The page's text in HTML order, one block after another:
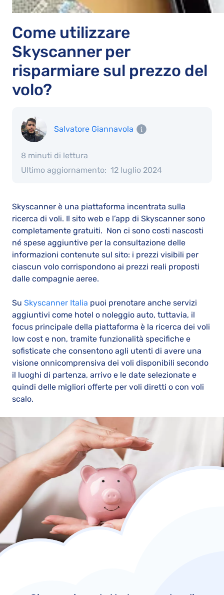
Come utilizzare
Skyscanner per
risparmiare sul prezzo del
volo?
Salvatore Giannavola
8 minuti di lettura
Ultimo aggiornamento: 12 luglio 2024
Skyscanner è una piattaforma incentrata sulla
ricerca di voli. Il sito web e l’app di Skyscanner sono
completamente gratuiti. Non ci sono costi nascosti
né spese aggiuntive per la consultazione delle
informazioni contenute sul sito: i prezzi visibili per
ciascun volo corrispondono ai prezzi reali proposti
dalle compagnie aeree.
Su Skyscanner Italia puoi prenotare anche servizi
aggiuntivi come hotel o noleggio auto, tuttavia, il
focus principale della piattaforma è la ricerca dei voli
low cost e non, tramite funzionalità specifiche e
sofisticate che consentono agli utenti di avere una
visione onnicomprensiva dei voli disponibili secondo
il luoghi di partenza, arrivo e le date selezionate e
quindi delle migliori offerte per voli diretti o con voli
scalo.